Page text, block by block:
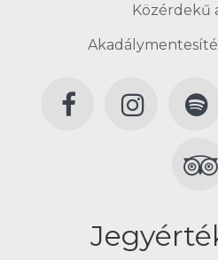
Közérdekű